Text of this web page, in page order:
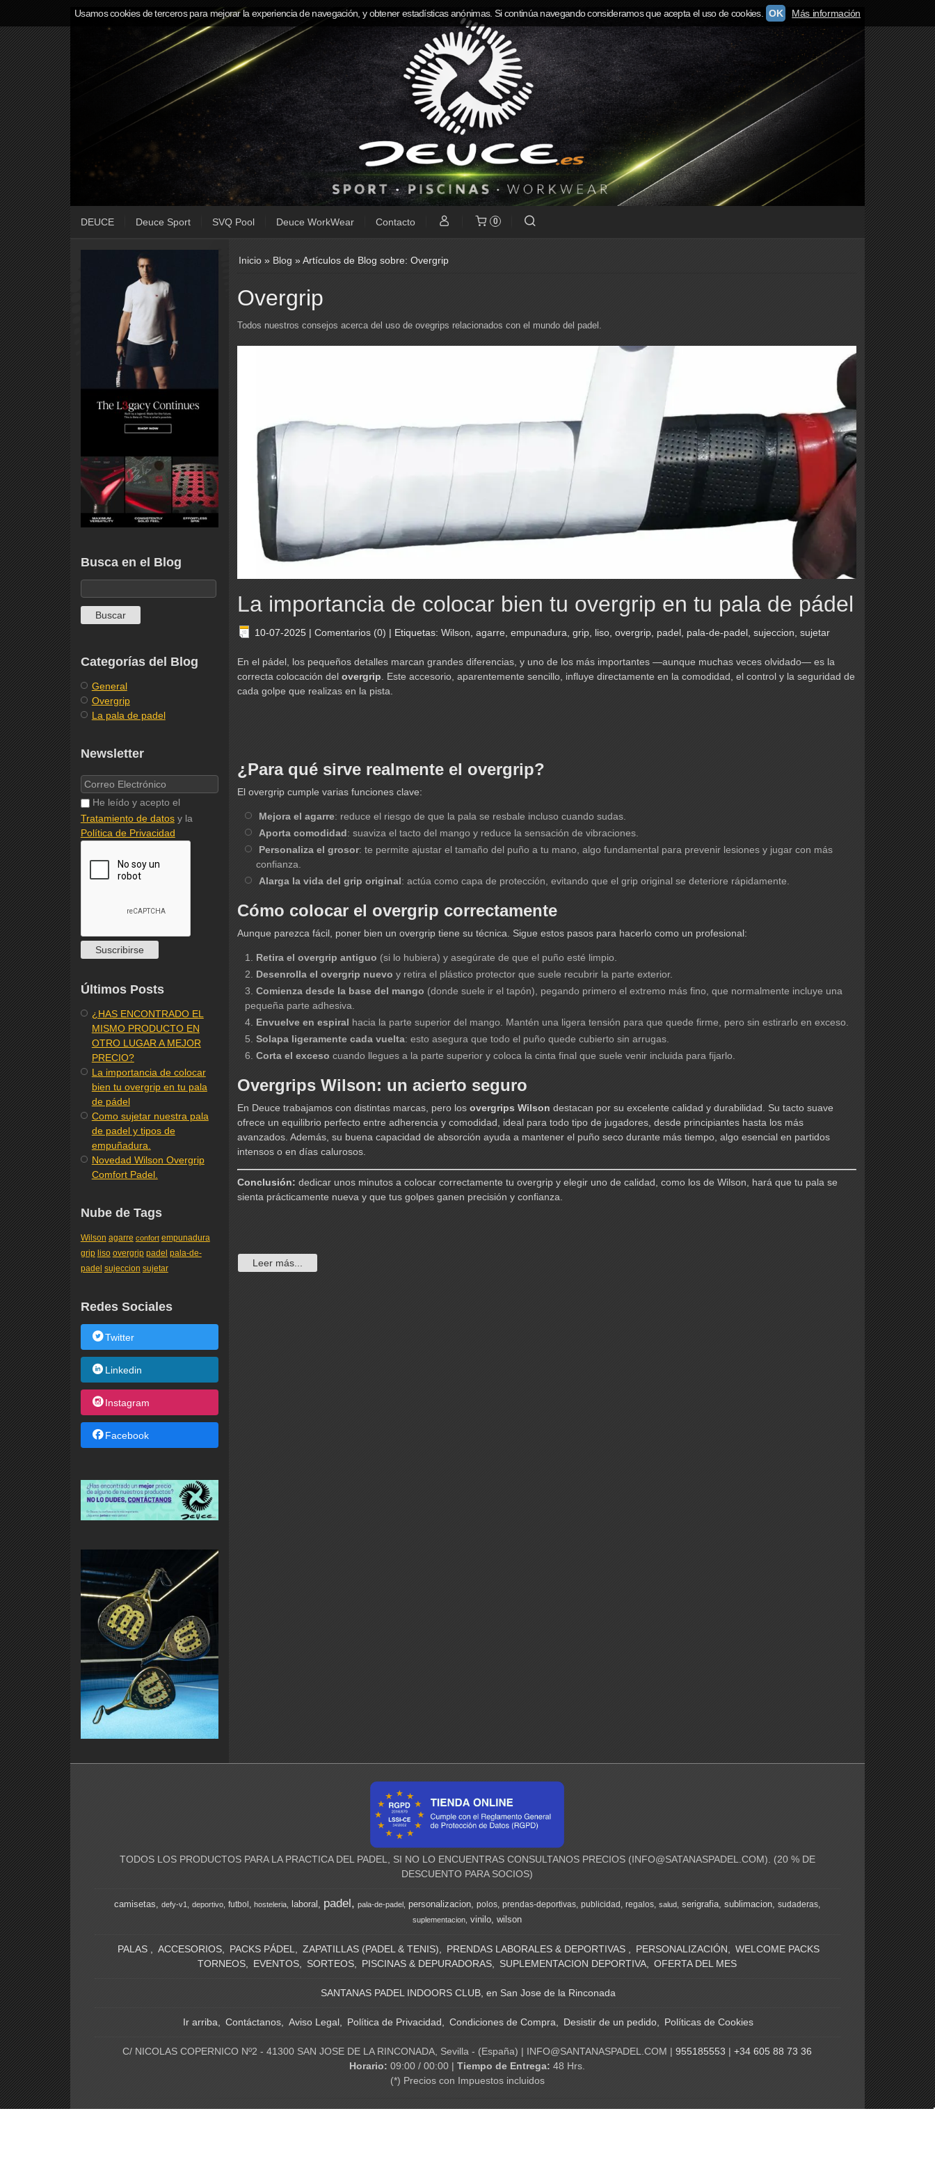
DEUCE Deuce Sport SVQ Pool Deuce WorkWear Contacto 0
Busca en el Blog
Categorías del Blog
General
Overgrip
La pala de padel
Newsletter
He leído y acepto el
Tratamiento de datosy la
Política de Privacidad
Últimos Posts
¿HAS ENCONTRADO EL
MISMO PRODUCTO EN
OTRO LUGAR A MEJOR
PRECIO?
La importancia de colocar
bien tu overgrip en tu pala
de pádel
Como sujetar nuestra pala
de padel y tipos de
empuñadura.
Novedad Wilson Overgrip
Comfort Padel.
Nube de Tags
Wilson agarre confort empunadura
grip liso overgrip padel pala-de-
padel sujeccion sujetar
Redes Sociales
Twitter
Linkedin
Instagram
Facebook
Inicio» Blog »Artículos de Blog sobre: Overgrip
Overgrip
Todos nuestros consejos acerca del uso de ovegrips relacionados con el mundo del padel.
La importancia de colocar bien tu overgrip en tu pala de pádel
10-07-2025| Comentarios (0) | Etiquetas: Wilson agarre empunadura grip, liso, overgrip, padel, pala-de-padel, sujeccion sujetar
En el pádel, los pequeños detalles marcan grandes diferencias, y uno de los más importantes —aunque muchas veces olvidado— es la
correcta colocación del overgrip . Este accesorio, aparentemente sencillo, influye directamente en la comodidad, el control y la seguridad de
cada golpe que realizas en la pista.
¿Para qué sirve realmente el overgrip?
El overgrip cumple varias funciones clave:
Mejora el agarre: reduce el riesgo de que la pala se resbale incluso cuando sudas.
Aporta comodidad: suaviza el tacto del mango y reduce la sensación de vibraciones.
Personaliza el grosor: te permite ajustar el tamaño del puño a tu mano, algo fundamental para prevenir lesiones y jugar con más
confianza.
Alarga la vida del grip original: actúa como capa de protección, evitando que el grip original se deteriore rápidamente.
Cómo colocar el overgrip correctamente
Aunque parezca fácil, poner bien un overgrip tiene su técnica. Sigue estos pasos para hacerlo como un profesional:
Retira el overgrip antiguo (si lo hubiera) y asegúrate de que el puño esté limpio.
Desenrolla el overgrip nuevo y retira el plástico protector que suele recubrir la parte exterior.
Comienza desde la base del mango (donde suele ir el tapón), pegando primero el extremo más fino, que normalmente incluye una
pequeña parte adhesiva.
Envuelve en espiral hacia la parte superior del mango. Mantén una ligera tensión para que quede firme, pero sin estirarlo en exceso.
Solapa ligeramente cada vuelta: esto asegura que todo el puño quede cubierto sin arrugas.
Corta el exceso cuando llegues a la parte superior y coloca la cinta final que suele venir incluida para fijarlo.
Overgrips Wilson: un acierto seguro
En Deuce trabajamos con distintas marcas, pero los overgrips Wilson destacan por su excelente calidad y durabilidad. Su tacto suave
ofrece un equilibrio perfecto entre adherencia y comodidad, ideal para todo tipo de jugadores, desde principiantes hasta los más
avanzados. Además, su buena capacidad de absorción ayuda a mantener el puño seco durante más tiempo, algo esencial en partidos
intensos o en días calurosos.
Conclusión: dedicar unos minutos a colocar correctamente tu overgrip y elegir uno de calidad, como los de Wilson, hará que tu pala se
sienta prácticamente nueva y que tus golpes ganen precisión y confianza.
Leer más...
TODOS LOS PRODUCTOS PARA LA PRACTICA DEL PADEL, SI NO LO ENCUENTRAS CONSULTANOS PRECIOS (INFO@SATANASPADEL.COM). (20 % DE
DESCUENTO PARA SOCIOS)
camisetas defy-v1 deportivo futbol hosteleria laboral padel pala-de-padel personalizacion polos prendas-deportivas publicidad regalos salud serigrafia sublimacion sudaderas
suplementacion vinilo wilson
PALAS ACCESORIOS PACKS PÁDEL ZAPATILLAS (PADEL & TENIS) PRENDAS LABORALES & DEPORTIVAS PERSONALIZACIÓN
WELCOME PACKS
TORNEOS
EVENTOS SORTEOS PISCINAS & DEPURADORAS SUPLEMENTACION DEPORTIVA OFERTA DEL MES
SANTANAS PADEL INDOORS CLUB, en San Jose de la Rinconada
Ir arriba Contáctanos Aviso Legal Política de Privacidad Condiciones de Compra Desistir de un pedido Políticas de Cookies
C/ NICOLAS COPERNICO Nº2 - 41300 SAN JOSE DE LA RINCONADA, Sevilla - (España) | INFO@SANTANASPADEL.COM |955185553 |+34 605 88 73 36
Horario:09:00 / 00:00 |Tiempo de Entrega:48 Hrs.
(*) Precios con Impuestos incluidos
Usamos cookies de terceros para mejorar la experiencia de navegación, y obtener estadísticas anónimas. Si continúa navegando consideramos que acepta el uso de cookies. OK Más información